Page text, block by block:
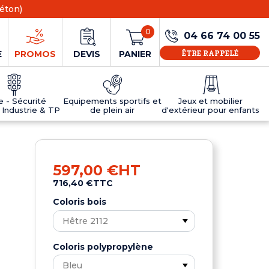
PROMOS DEVIS PANIER
0 04 66 74 00 55
ÊTRE RAPPELÉ
- Sécurité
& TP
Equipements sportifs et
de plein air
Tables de ping-pong en résine
Jeux et mobilier
d'extérieur pour enfants
MOBILIER D'EXTÉRIEUR POUR ENFANTS
597,00 €HT
716,40 €TTC
Coloris bois
Coloris polypropylène